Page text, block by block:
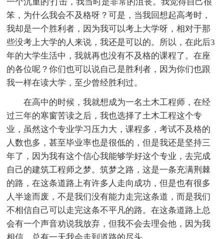
笨，为什么我会不及格呀？可是，当我回想起高考时，
我却是一个胜利者，因为我可以考上大学呀，相对于那
些没考上大学的人来说，我还是可以的。所以，在此后3
年的大学生活中，我就再也没有不及格的课程了。在座
的各位呢？你们也可以说自己是胜利者，因为你们也跟
我一样在读大学，至少曾经胜利过。
在高中的时候，我就想成为一名土木工程师，在经
过三年的寒窗苦读之后，我也选择了土木工程这个专
业，虽然这个专业学习压力大，课程多，考试不及格的
人数也多，甚至毕业率也是很低的，但是我还是坚持三
年了，因为我有这个信心我能够学好这个专业，去完成
自己的建筑工程师之梦。筑梦之路，这是一条充满荆棘
的路，在这条道路上有许多人走向成功，但是也有很多
人半途而废，不是我们没有能力走完这条道，而是我们
不相信自己可以走完这条不平凡的路。在这条道路上总
会有一个声音劝说我放弃，但我不会去理会他，因为我
相信，总有一天我会走到道路的尽头。